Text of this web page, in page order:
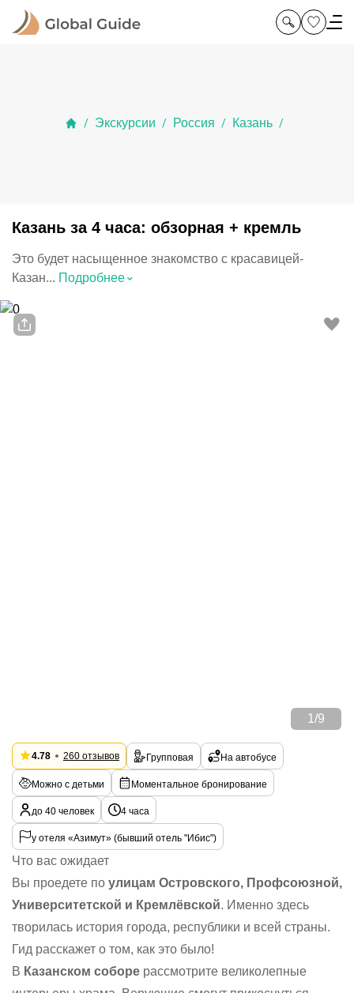
/ Экскурсии / Россия / Казань /
Казань за 4 часа: обзорная + кремль
Это будет насыщенное знакомство с красавицей-
Казан... Подробнее⌃
1 /9
4.78 260 отзывов Групповая На автобусе
Можно с детьми Моментальное бронирование
до 40 человек 4 часа
у отеля «Азимут» (бывший отель "Ибис")
Что вас ожидает
Вы проедете по улицам Островского, Профсоюзной,
Университетской и Кремлёвской. Именно здесь
творилась история города, республики и всей страны.
Гид расскажет о том, как это было!
В Казанском соборе рассмотрите великолепные